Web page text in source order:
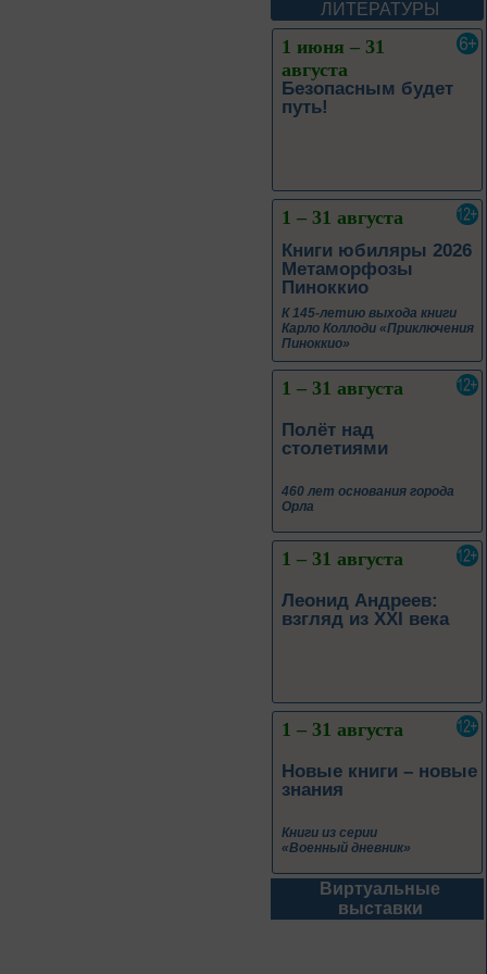
ЛИТЕРАТУРЫ
1 июня – 31
августа
Безопасным будет
путь!
1 – 31 августа
Книги юбиляры 2026
Метаморфозы
Пиноккио
К 145-летию выхода книги
Карло Коллоди «Приключения
Пиноккио»
1 – 31 августа
Полёт над
столетиями
460 лет основания города
Орла
1 – 31 августа
Леонид Андреев:
взгляд из XXI века
1 – 31 августа
Новые книги – новые
знания
Книги из серии
«Военный дневник»
1 – 31 августа
Виртуальные
выставки